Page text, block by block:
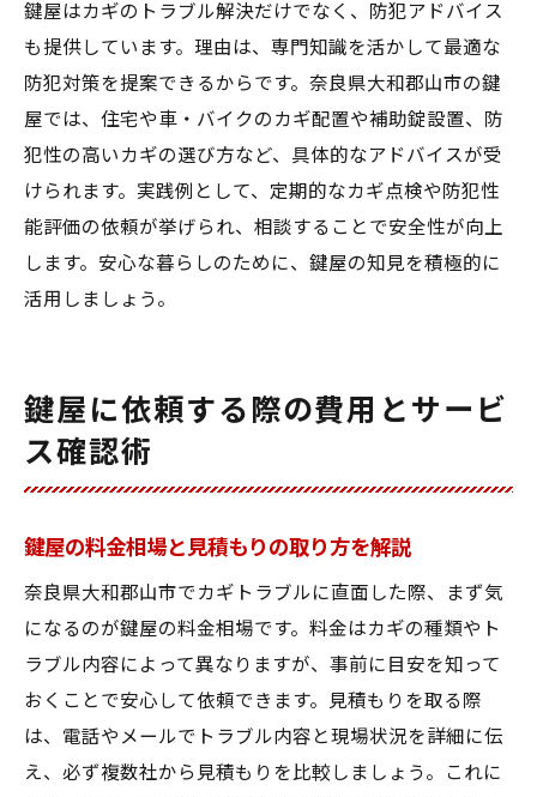
鍵屋はカギのトラブル解決だけでなく、防犯アドバイス
も提供しています。理由は、専門知識を活かして最適な
防犯対策を提案できるからです。奈良県大和郡山市の鍵
屋では、住宅や車・バイクのカギ配置や補助錠設置、防
犯性の高いカギの選び方など、具体的なアドバイスが受
けられます。実践例として、定期的なカギ点検や防犯性
能評価の依頼が挙げられ、相談することで安全性が向上
します。安心な暮らしのために、鍵屋の知見を積極的に
活用しましょう。
鍵屋に依頼する際の費用とサービ
ス確認術
鍵屋の料金相場と見積もりの取り方を解説
奈良県大和郡山市でカギトラブルに直面した際、まず気
になるのが鍵屋の料金相場です。料金はカギの種類やト
ラブル内容によって異なりますが、事前に目安を知って
おくことで安心して依頼できます。見積もりを取る際
は、電話やメールでトラブル内容と現場状況を詳細に伝
え、必ず複数社から見積もりを比較しましょう。これに